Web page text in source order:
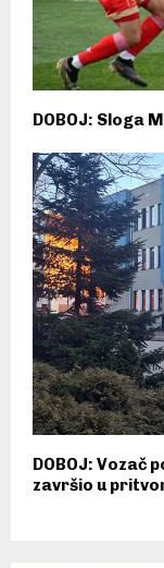
DOBOJ: Sloga
DOBOJ: Vozač
završio u